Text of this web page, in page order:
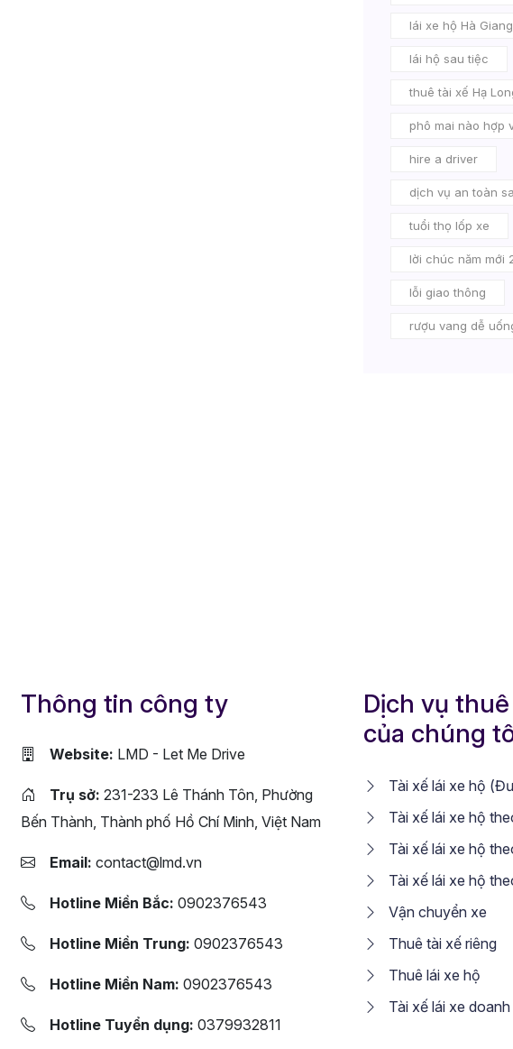
lái xe hộ Hà Giang
lái hộ sau tiệc
thuê tài xế Hạ
phô mai nào hợp
hire a driver
dịch vụ an toàn
tuổi thọ lốp xe
lời chúc năm mới
lỗi giao thông
rượu vang dễ
Thông tin công ty
Website: LMD - Let Me Drive
Trụ sở: 231-233 Lê Thánh Tôn, Phường
Bến Thành, Thành phố Hồ Chí Minh, Việt Nam
Email: contact@lmd.vn
Hotline Miền Bắc: 0902376543
Hotline Miền Trung: 0902376543
Hotline Miền Nam: 0902376543
Hotline Tuyển dụng: 0379932811
Dịch vụ
của chúng
Tài xế lái xe hộ
Tài xế lái xe hộ
Tài xế lái xe hộ
Tài xế lái xe hộ
Vận chuyển xe
Thuê tài xế riêng
Thuê lái xe hộ
Tài xế lái xe